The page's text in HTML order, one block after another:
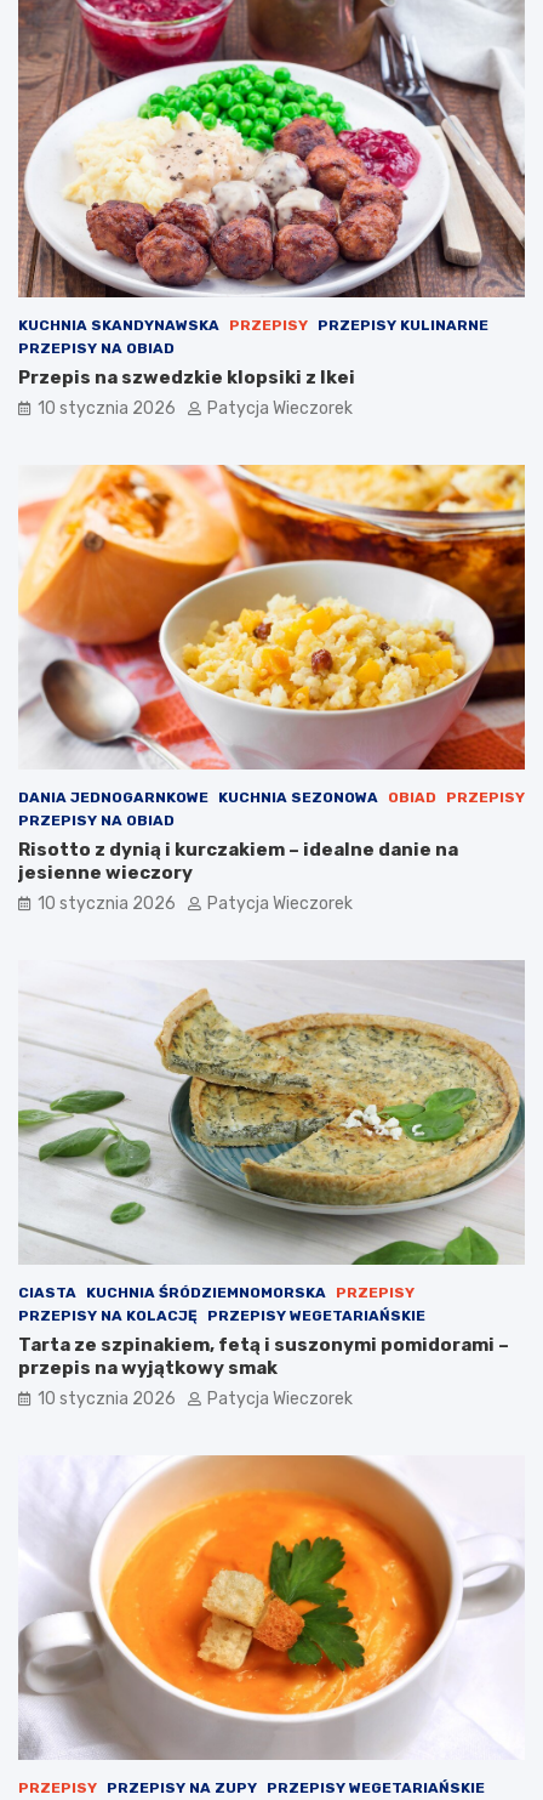
KUCHNIA SKANDYNAWSKA PRZEPISY
PRZEPISY KULINARNE
PRZEPISY NA OBIAD
Przepis na szwedzkie klopsiki z Ikei
10 stycznia 2026 Patycja Wieczorek
DANIA JEDNOGARNKOWE KUCHNIA SEZONOWA OBIAD
PRZEPISY
PRZEPISY NA OBIAD
Risotto z dynią i kurczakiem – idealne danie na
jesienne wieczory
10 stycznia 2026 Patycja Wieczorek
CIASTA KUCHNIA ŚRÓDZIEMNOMORSKA
PRZEPISY
PRZEPISY NA KOLACJĘ
PRZEPISY WEGETARIAŃSKIE
Tarta ze szpinakiem, fetą i suszonymi pomidorami –
przepis na wyjątkowy smak
10 stycznia 2026 Patycja Wieczorek
PRZEPISY PRZEPISY NA ZUPY PRZEPISY WEGETARIAŃSKIE